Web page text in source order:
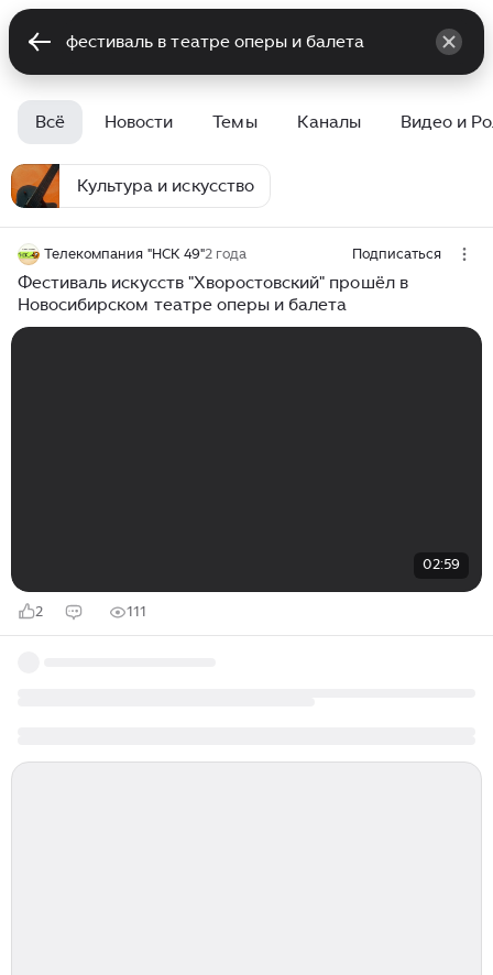
Всё Новости Темы Каналы Видео и
Культура и искусство
Телекомпания "НСК 49"2 года Подписаться
Фестиваль искусств "Хворостовский" прошёл в
Новосибирском театре оперы и балета
02:59
2 111